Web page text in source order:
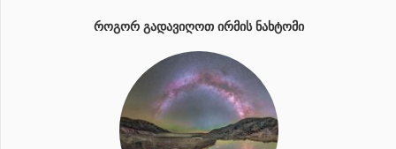
ᲠᲝᲒᲝᲠ ᲒᲐᲓᲐᲕᲘᲦᲝᲗ ᲘᲠᲛᲘᲡ ᲜᲐᲮᲢᲝᲛᲘ